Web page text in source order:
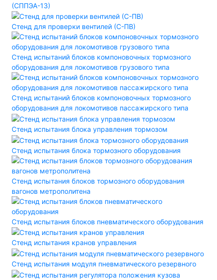
(СППЭА-13)
Стенд для проверки вентилей (С-ПВ)
Стенд испытаний блоков компоновочных тормозного
оборудования для локомотивов грузового типа
Стенд испытаний блоков компоновочных тормозного
оборудования для локомотивов пассажирского типа
Стенд испытания блока управления тормозом
Стенд испытания блока тормозного оборудования
Стенд испытания блоков тормозного оборудования
вагонов метрополитена
Стенд испытания блоков пневматического оборудования
Стенд испытания кранов управления
Стенд испытания модуля пневматического резервного